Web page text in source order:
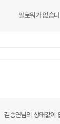
팔로워가 없습
김승연님의 상태값이